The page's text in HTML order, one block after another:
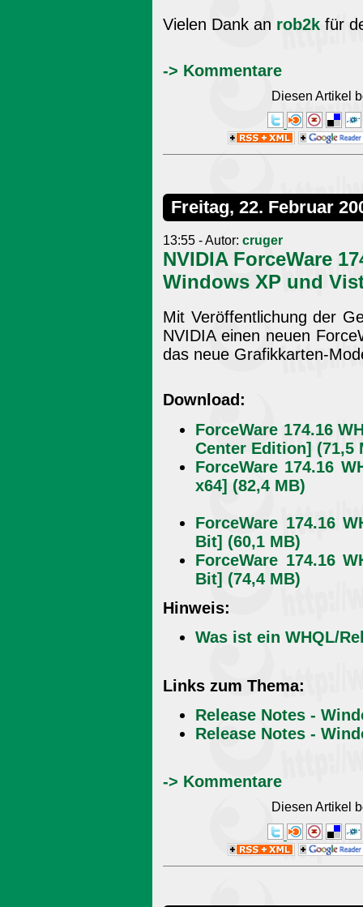
Vielen Dank an rob2k für
-> Kommentare
Diesen Artikel
Freitag, 22. Februar
13:55 - Autor: cruger
NVIDIA ForceWare
Windows XP und
Mit Veröffentlichung der
NVIDIA einen neuen
das neue Grafikkarten-
Download:
ForceWare 174.16
Center Edition] (71,5
ForceWare 174.16
x64] (82,4 MB)
ForceWare 174.16
Bit] (60,1 MB)
ForceWare 174.16
Bit] (74,4 MB)
Hinweis:
Was ist ein WHQL/
Links zum Thema:
Release Notes -
Release Notes -
-> Kommentare
Diesen Artikel